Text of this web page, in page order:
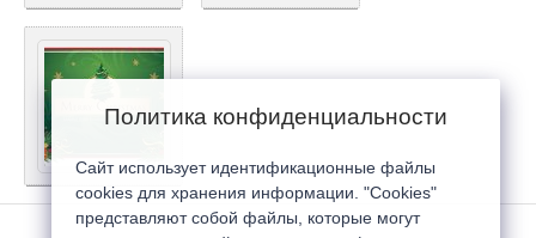
Политика конфиденциальности
Сайт использует идентификационные файлы
cookies для хранения информации. "Cookies"
представляют собой файлы, которые могут